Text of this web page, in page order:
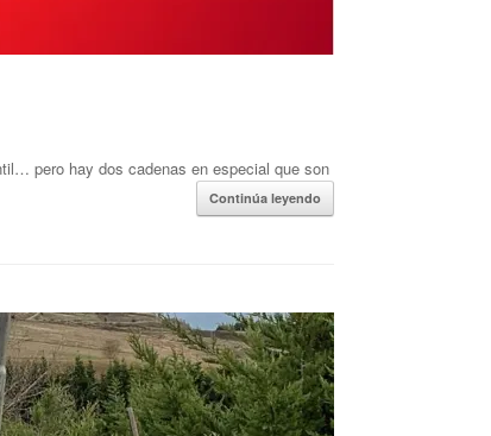
pero hay dos cadenas en especial que son
Continúa leyendo